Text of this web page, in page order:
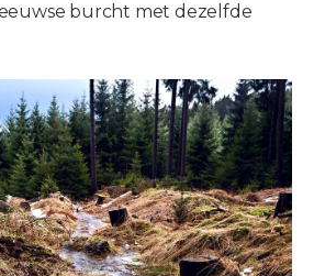
burcht met dezelfde